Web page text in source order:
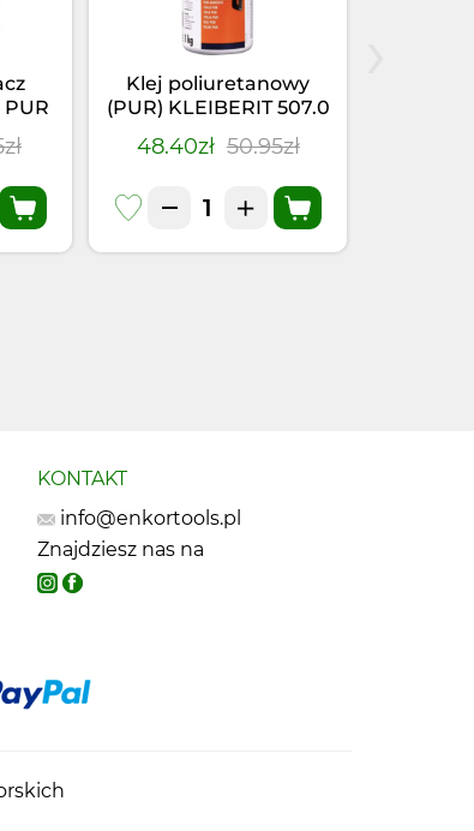
PUR
Klej poliuretanowy
(PUR) KLEIBERIT 507.0
(1kg)
48.40zł 50.95zł
KONTAKT
info@enkortools.pl
Znajdziesz nas na